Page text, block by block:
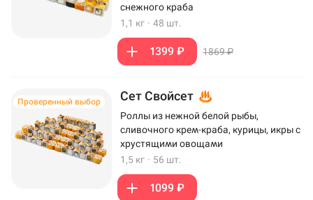
снежного краба
1,1 кг · 48 шт.
1399 ₽ 1869 ₽
Проверенный выбор Сет Свойсет
Роллы из нежной белой рыбы,
сливочного крем-краба, курицы, икры с
хрустящими овощами
1,5 кг · 56 шт.
1099 ₽